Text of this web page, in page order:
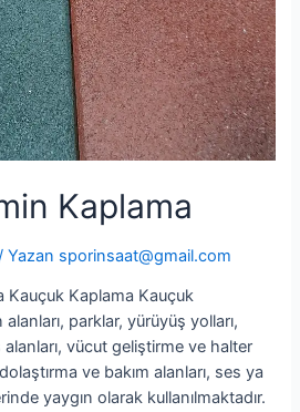
Kaplama
Yazan sporinsaat@gmail.com
Kauçuk Kaplama Kauçuk
parklar, yürüyüş yolları,
alanları, vücut geliştirme ve halter
ve bakım alanları, ses ya
yaygın olarak kullanılmaktadır.